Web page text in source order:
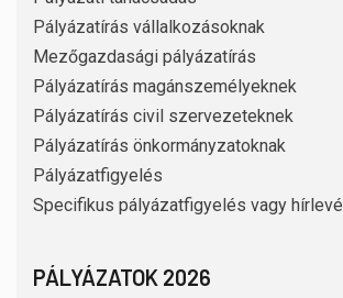
Pályázatírás vállalkozásoknak
Mezőgazdasági pályázatírás
Pályázatírás magánszemélyeknek
Pályázatírás civil szervezeteknek
Pályázatírás önkormányzatoknak
Pályázatfigyelés
Specifikus pályázatfigyelés vagy hírlevél
PÁLYÁZATOK 2026